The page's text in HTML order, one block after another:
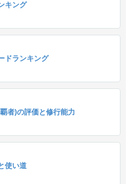
キング
ドランキング
者)の評価と修行能力
使い道